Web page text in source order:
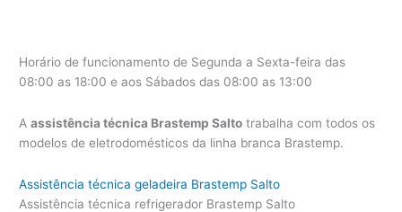
Horário de funcionamento de Segunda a Sexta-feira das
08:00 as 18:00 e aos Sábados das 08:00 as 13:00
Aassistência técnica Brastemp Salto trabalha com todos os
modelos de eletrodomésticos da linha branca Brastemp.
Assistência técnica geladeira Brastemp Salto
Assistência técnica refrigerador Brastemp Salto